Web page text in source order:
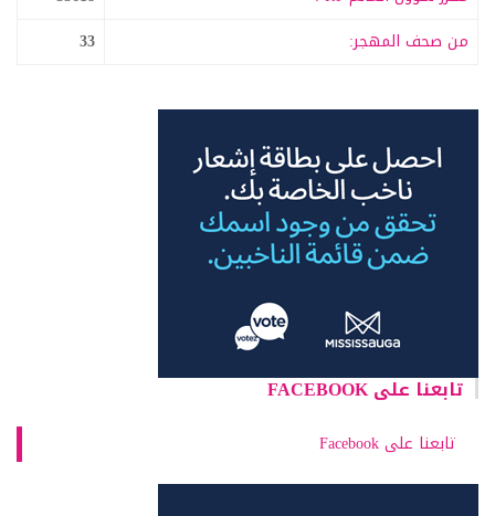
من صحف المهجر:
تابعنا على FACEBOOK
تابعنا على Facebook